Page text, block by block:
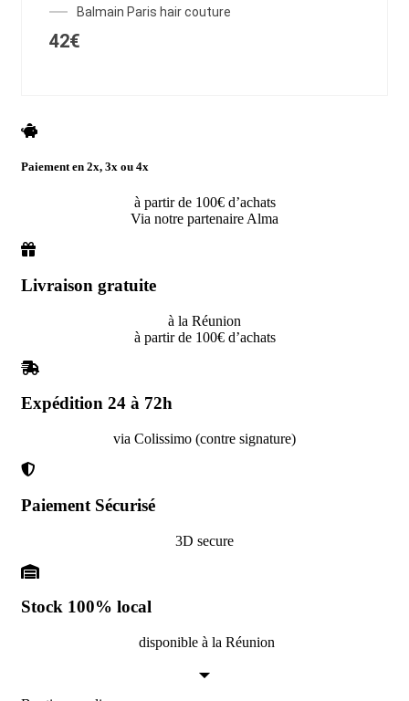
Balmain Paris hair couture
42€
Paiement en 2x, 3x ou 4x
à partir de 100€ d’achats
Via notre partenaire Alma
Livraison gratuite
à la Réunion
à partir de 100€ d’achats
Expédition 24 à 72h
via Colissimo (contre signature)
Paiement Sécurisé
3D secure
Stock 100% local
disponible à la Réunion